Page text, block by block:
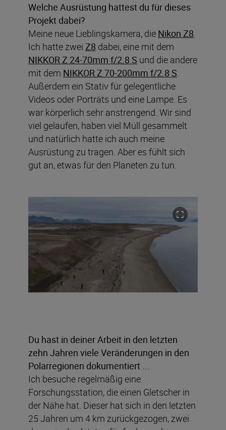
Welche Ausrüstung hattest du für dieses
Projekt dabei?
Meine neue Lieblingskamera, die Nikon Z8.
Ich hatte zwei Z8 dabei, eine mit dem
NIKKOR Z 24-70mm f/2.8 S und die andere
mit dem NIKKOR Z 70-200mm f/2.8 S.
Außerdem ein Stativ für gelegentliche
Videos oder Porträts und eine Lampe. Es
war körperlich sehr anstrengend. Wir sind
viel gelaufen, haben viel Müll gesammelt
und natürlich hatte ich auch meine
Ausrüstung zu tragen. Aber es fühlt sich
gut an, etwas für den Planeten zu tun.
Du hast in deiner Arbeit in den letzten
zehn Jahren viele Veränderungen in den
Polarregionen dokumentiert ...
Ich besuche regelmäßig eine
Forschungsstation, die einen Gletscher in
der Nähe hat. Dieser hat sich in den letzten
25 Jahren um 4 km zurückgezogen, zwei